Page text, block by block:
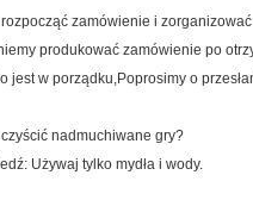
rozpocząć zamówienie i
produkować zamówienie po
jest w porządku,Poprosimy o
czyścić nadmuchiwane gry?
Używaj tylko mydła i wody.